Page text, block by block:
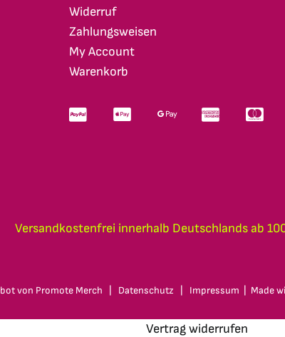
Widerruf
Zahlungsweisen
My Account
Warenkorb
Versandkostenfrei innerhalb Deutschlands ab
von Promote Merch Datenschutz Impressum | Made
Vertrag widerrufen